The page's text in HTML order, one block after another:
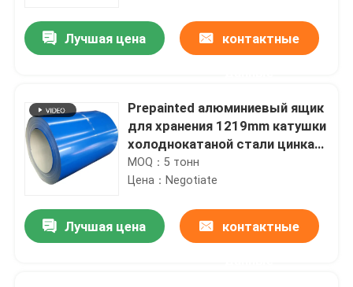
Лучшая цена контактные
Prepainted алюминиевый ящик
для хранения 1219mm катушки
холоднокатаной стали цинка
крена катушки
MOQ：5 тонн
Цена：Negotiate
Лучшая цена контактные